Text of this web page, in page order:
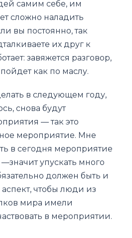
самим себе, им
сложно наладить
вы постоянно, так
их друг к
завяжется разговор,
как по маслу.
в следующем году,
снова будут
— так это
мероприятие. Мне
в сегодня мероприятие
упускать много
должен быть и
чтобы люди из
мира имели
в мероприятии.